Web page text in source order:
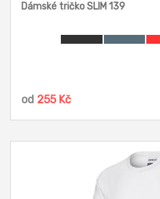
Dámské tričko SLIM 139
od 255 Kč